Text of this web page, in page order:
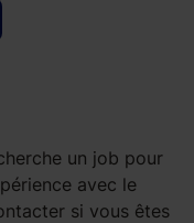
un job pour
avec le
si vous êtes